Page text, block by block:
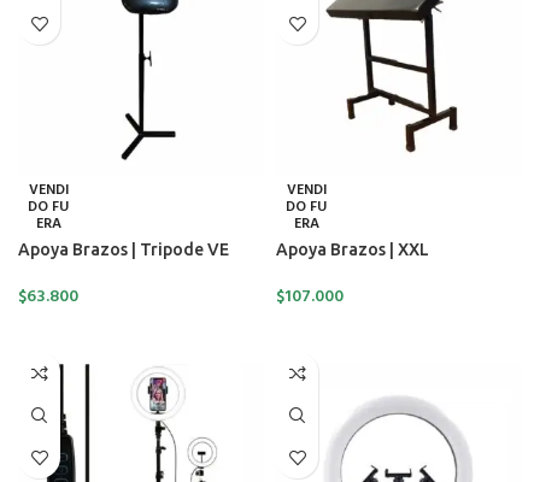
VENDI
DO FU
ERA
Apoya Brazos | Tripode VE
$63.800
VENDI
DO FU
ERA
Apoya Brazos | XXL
$107.000